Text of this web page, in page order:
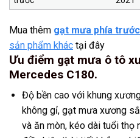
Mua thêm gạt mưa phía
sản phẩm khác tại đây
Ưu điểm gạt mưa ô tô
Mercedes C180.
Độ bền cao với khung
không gỉ, gạt mưa xương
và ăn mòn, kéo dài tuổi